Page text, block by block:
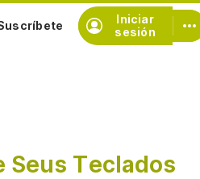
Iniciar
sesión
Seus Teclados